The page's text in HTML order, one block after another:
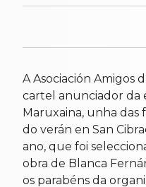
A Asociación Amigos
cartel anunciador da
Maruxaina, unha das
do verán en San
ano, que foi
obra de Blanca
os parabéns da